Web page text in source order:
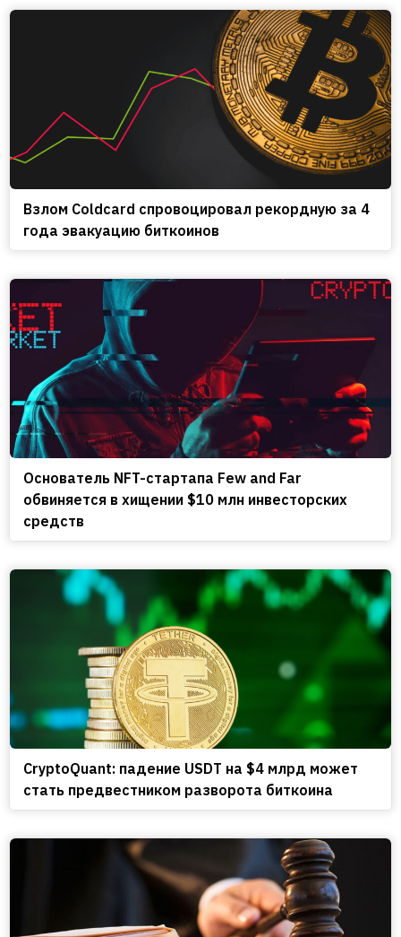
Взлом Coldcard спровоцировал рекордную за 4
года эвакуацию биткоинов
Основатель NFT-стартапа Few and Far
обвиняется в хищении $10 млн инвесторских
средств
CryptoQuant: падение USDT на $4 млрд может
стать предвестником разворота биткоина